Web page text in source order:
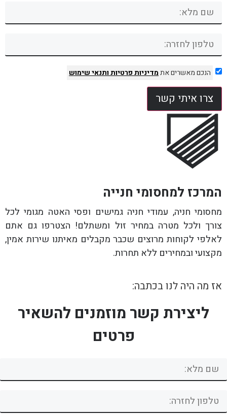
הנכם מאשרים אתמדיניות פרטיותותנאי שימוש
צרו איתי קשר
המרכז למחסומי חנייה
מחסומי חניה, עמודי חניה גמישים ופסי האטה מגומי לכל
צורך ולכל מטרה במחיר זול ומשתלם! הצטרפו גם אתם
לאלפי לקוחות מרוצים שכבר מקבלים מאיתנו שירות אמין,
מקצועי ובמחירים ללא תחרות.
אז מה היה לנו בכתבה:
ליצירת קשר מוזמנים להשאיר
פרטים